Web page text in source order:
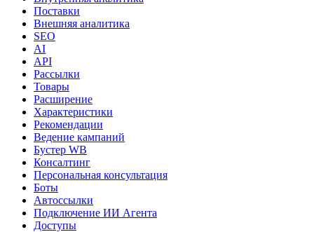
Поставки
Внешняя аналитика
SEO
AI
API
Рассылки
Товары
Расширение
Характеристики
Рекомендации
Ведение кампаний
Бустер WB
Консалтинг
Персональная консультация
Боты
Автоссылки
Подключение ИИ Агента
Доступы